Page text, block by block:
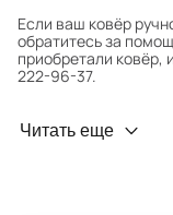
Если ваш ковёр
обратитесь за
приобретали ковёр,
222-96-37.
Профилактика износа
Читать еще